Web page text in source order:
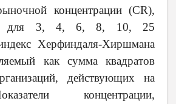
концентрации (CR),
для 3, 4, 6, 8, 10, 25
Херфиндаля-Хиршмана
как сумма квадратов
действующих на
концентрации,